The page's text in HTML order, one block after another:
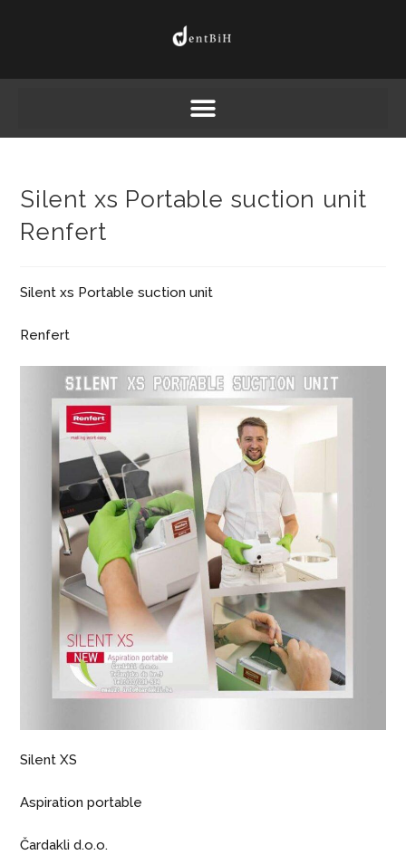
Silent xs Portable suction unit
Renfert
Silent xs Portable suction unit
Renfert
Silent XS
Aspiration portable
Čardakli d.o.o.